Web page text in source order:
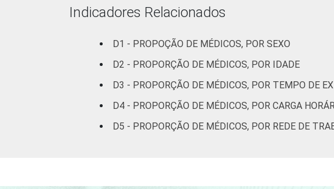
pesquisa-tic-saude-2013/
Fonte: NIC.br - fev 2013 / ago 2013
Indicadores Relacionados
D1 - PROPOÇÃO DE MÉDICOS, POR SEXO
D2 - PROPORÇÃO DE MÉDICOS, POR IDADE
D3 - PROPORÇÃO DE MÉDICOS, POR TEMPO DE
D4 - PROPORÇÃO DE MÉDICOS, POR CARGA
D5 - PROPORÇÃO DE MÉDICOS, POR REDE DE